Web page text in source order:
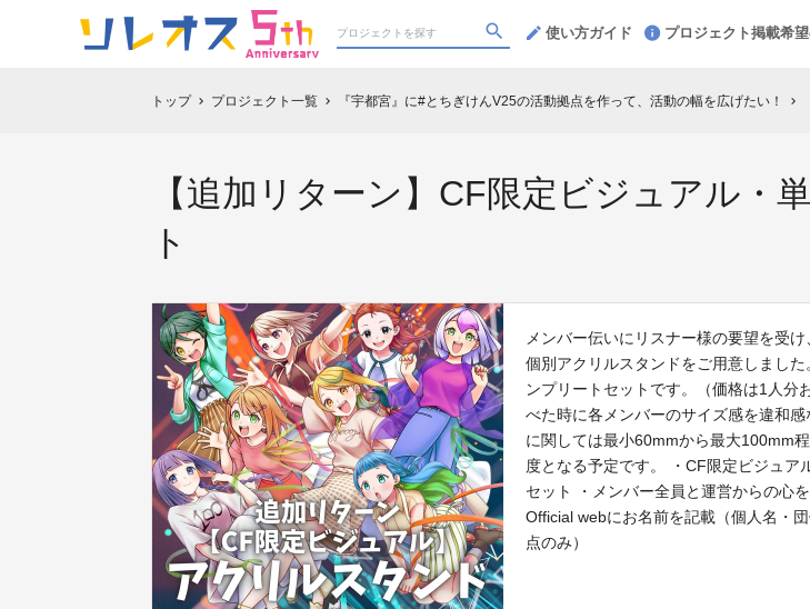
使い方ガイド プロジェクト掲載希
トップ chevron_right プロジェクト一覧 chevron_right 『宇都宮』に#とちぎけんV25の活動拠点を作って、活動の幅を広げたい！ chevron_right
【追加リターン】CF限定ビジュアル・
ト
メンバー伝いにリスナー様の要望を受
個別アクリルスタンドをご用意しまし
ンプリートセットです。（価格は1人分
べた時に各メンバーのサイズ感を違和
に関しては最小60mmから最大100mm
度となる予定です。 ・CF限定ビジュア
セット ・メンバー全員と運営からの心
Official webにお名前を記載（個人名・
点のみ）